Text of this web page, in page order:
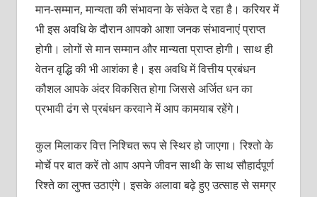
मान-सम्मान, मान्यता की संभावना के संकेत दे रहा है। करियर में
भी इस अवधि के दौरान आपको आशा जनक संभावनाएं प्राप्त
होगी। लोगों से मान सम्मान और मान्यता प्राप्त होगी। साथ ही
वेतन वृद्धि की भी आशंका है। इस अवधि में वित्तीय प्रबंधन
कौशल आपके अंदर विकसित होगा जिससे अर्जित धन का
प्रभावी ढंग से प्रबंधन करवाने में आप कामयाब रहेंगे।
कुल मिलाकर वित्त निश्चित रूप से स्थिर हो जाएगा। रिश्तो के
मोर्चे पर बात करें तो आप अपने जीवन साथी के साथ सौहार्दपूर्ण
रिश्ते का लुफ्त उठाएंगे। इसके अलावा बढ़े हुए उत्साह से समग्र